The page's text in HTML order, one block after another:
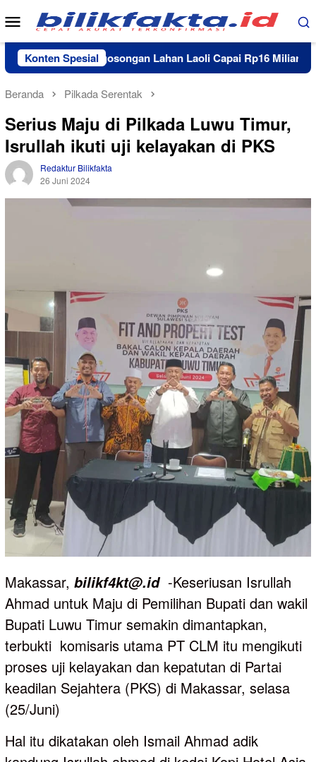
Loncat
ke
konten
Menu
Mobile
Konten Spesial
Santunan Pengosongan Lahan Laoli Capai Rp16 Miliar, Rp11
Beranda Pilkada Serentak
Serius Maju di Pilkada Luwu Timur,
Isrullah ikuti uji kelayakan di PKS
Redaktur Bilikfakta
26 Juni 2024
Makassar, bilikf4kt@.id-Keseriusan Isrullah
Ahmad untuk Maju di Pemilihan Bupati dan wakil
Bupati Luwu Timur semakin dimantapkan,
terbukti komisaris utama PT CLM itu mengikuti
proses uji kelayakan dan kepatutan di Partai
keadilan Sejahtera (PKS) di Makassar, selasa
(25/Juni)
Hal itu dikatakan oleh Ismail Ahmad adik